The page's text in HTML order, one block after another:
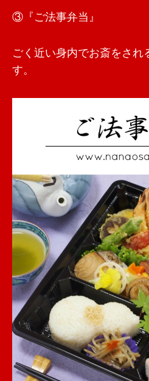
③『ご法事弁当』
ごく近い身内でお斎をされ
す。